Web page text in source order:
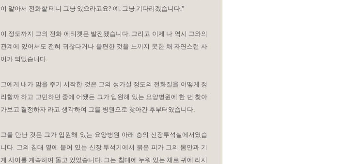
이 알아서 전화할 테니 그냥 있으라고요? 예. 그냥 기다리겠습니다."
이 정도까지 그의 전화 에티켓은 발전됐습니다. 그리고 이제 나 역시 그와의
관계에 있어서도 전혀 귀찮다거나 불편한 것을 느끼지 못한 채 자연스런 사
이가 되었습니다.
그에게 내가 맘을 주기 시작한 것은 그의 성가실 정도의 전화질을 어떻게 정
리할까 하고 고민하던 중에 어쨌든 그가 입원해 있는 요양병원에 한 번 찾아
가보고 결정하자 라고 생각하여 그를 병원으로 찾아간 후부터였습니다.
그를 만난 것은 그가 입원해 있는 요양병원 아래 층의 신장투석실에서였습
니다. 그의 침대 옆에 붙어 있는 신장 투석기에서 붉은 피가 그의 몸안과 기
계 사이를 계속하여 돌고 있었습니다. 그는 침대에 누워 있는 채로 귀에 리시